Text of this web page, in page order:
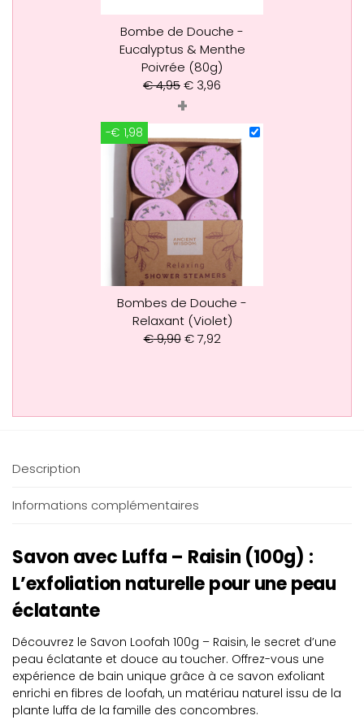
Bombe de Douche -
Eucalyptus & Menthe
Poivrée (80g)
€4,95€ 3,96
+
-€ 1,98
Bombes de Douche -
Relaxant (Violet)
€9,90 €7,92
Description
Informations complémentaires
Savon avec Luffa – Raisin (100g) :
L’exfoliation naturelle pour une peau
éclatante
Découvrez le Savon Loofah 100g – Raisin, le secret d’une
peau éclatante et douce au toucher. Offrez-vous une
expérience de bain unique grâce à ce savon exfoliant
enrichi en fibres de loofah, un matériau naturel issu de la
plante luffa de la famille des concombres.